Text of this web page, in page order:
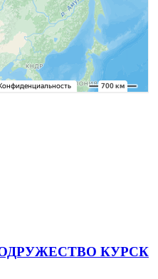
"СОДРУЖЕСТВО КУРСК